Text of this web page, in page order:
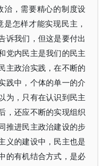
治，需要精心的制度设
怎样才能实现民主，
诉我们，但这是要付出
党内民主是我们的民主
主政治实践，在不断的
践中，个体的单一的介
为，只有在认识到民主
，还应不断的实现组织
推进民主政治建设的步
义的建设中，民主也是
的有机结合方式，是必